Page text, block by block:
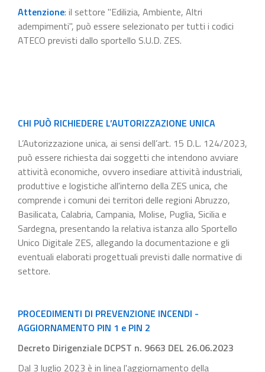
Attenzione: il settore "Edilizia, Ambiente, Altri
adempimenti", può essere selezionato per tutti i codici
ATECO previsti dallo sportello S.U.D. ZES.
CHI PUÒ RICHIEDERE L’AUTORIZZAZIONE UNICA
L’Autorizzazione unica, ai sensi dell’art. 15 D.L. 124/2023,
può essere richiesta dai soggetti che intendono avviare
attività economiche, ovvero insediare attività industriali,
produttive e logistiche all'interno della ZES unica, che
comprende i comuni dei territori delle regioni Abruzzo,
Basilicata, Calabria, Campania, Molise, Puglia, Sicilia e
Sardegna, presentando la relativa istanza allo Sportello
Unico Digitale ZES, allegando la documentazione e gli
eventuali elaborati progettuali previsti dalle normative di
settore.
PROCEDIMENTI DI PREVENZIONE INCENDI -
AGGIORNAMENTO PIN 1 e PIN 2
Decreto Dirigenziale DCPST n. 9663 DEL 26.06.2023
Dal 3 luglio 2023 è in linea l'aggiornamento della